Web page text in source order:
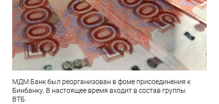
МДМ Банк был реорганизован в фоме присоединения к
Бинбанку. В настоящее время входит в состав группы
ВТБ.